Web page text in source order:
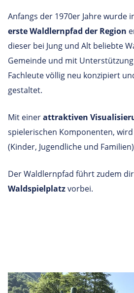
Anfangs der 1970er Jahre wurde
erste Waldlernpfad der Region
dieser bei Jung und Alt beliebte
Gemeinde und mit
Fachleute völlig neu konzipiert
gestaltet.
Mit einerattraktiven
spielerischen Komponenten,
(Kinder, Jugendliche und
Der Waldlernpfad führt zudem
Waldspielplatzvorbei.